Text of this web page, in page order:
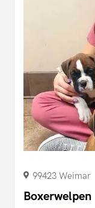
99423 Weimar
Boxerwelpen